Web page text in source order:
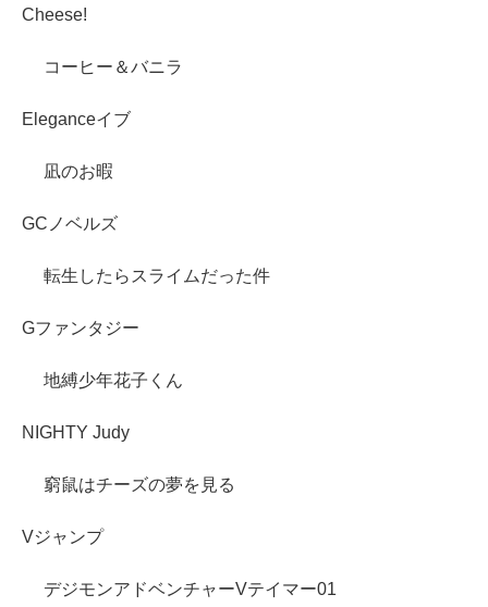
Cheese!
コーヒー＆バニラ
Eleganceイブ
凪のお暇
GCノベルズ
転生したらスライムだった件
Gファンタジー
地縛少年花子くん
NIGHTY Judy
窮鼠はチーズの夢を見る
Vジャンプ
デジモンアドベンチャーVテイマー01